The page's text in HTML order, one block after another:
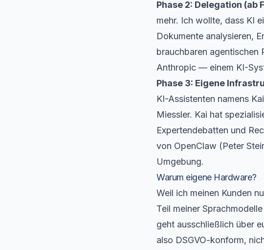
Phase 2: Delegation (ab
mehr. Ich wollte, dass KI
Dokumente analysieren,
brauchbaren
Anthropic — einem KI-
Phase 3: Eigene
KI-Assistenten namens
Miessler. Kai hat
Expertendebatten und
von OpenClaw (Peter
Umgebung.
Warum eigene Hardware?
Weil ich meinen Kunden
Teil meiner
geht ausschließlich über
also DSGVO-konform,